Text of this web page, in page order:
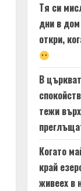
Тя си
дни в
откри,
В
тежи
Когато
край
живеех в